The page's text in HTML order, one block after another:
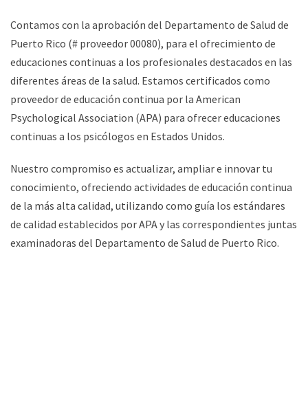
Contamos con la aprobación del Departamento de Salud de
Puerto Rico (# proveedor 00080), para el ofrecimiento de
educaciones continuas a los profesionales destacados en las
diferentes áreas de la salud. Estamos certificados como
proveedor de educación continua por la American
Psychological Association (APA) para ofrecer educaciones
continuas a los psicólogos en Estados Unidos.
Nuestro compromiso es actualizar, ampliar e innovar tu
conocimiento, ofreciendo actividades de educación continua
de la más alta calidad, utilizando como guía los estándares
de calidad establecidos por APA y las correspondientes juntas
examinadoras del Departamento de Salud de Puerto Rico.